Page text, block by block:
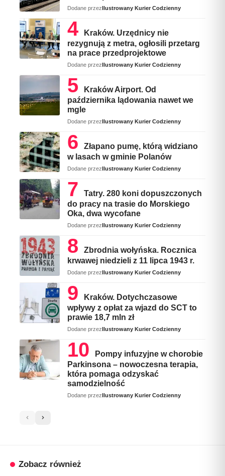
Dodane przezIlustrowany Kurier Codzienny
Kraków. Urzędnicy nie
rezygnują z metra, ogłosili przetarg
na prace przedprojektowe
Dodane przezIlustrowany Kurier Codzienny
Kraków Airport. Od
października lądowania nawet we
mgle
Dodane przezIlustrowany Kurier Codzienny
Złapano pumę, którą widziano
w lasach w gminie Polanów
Dodane przezIlustrowany Kurier Codzienny
Tatry. 280 koni dopuszczonych
do pracy na trasie do Morskiego
Oka, dwa wycofane
Dodane przezIlustrowany Kurier Codzienny
Zbrodnia wołyńska. Rocznica
krwawej niedzieli z 11 lipca 1943 r.
Dodane przezIlustrowany Kurier Codzienny
Kraków. Dotychczasowe
wpływy z opłat za wjazd do SCT to
prawie 18,7 mln zł
Dodane przezIlustrowany Kurier Codzienny
Pompy infuzyjne w chorobie
Parkinsona – nowoczesna terapia,
która pomaga odzyskać
samodzielność
Dodane przezIlustrowany Kurier Codzienny
Zobacz również